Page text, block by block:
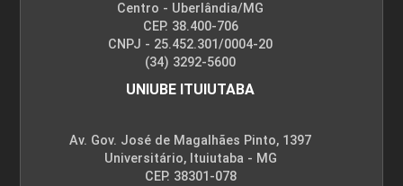
Centro - Uberlândia/MG
CEP. 38.400-706
CNPJ - 25.452.301/0004-20
(34) 3292-5600
UNIUBE ITUIUTABA
Av. Gov. José de Magalhães Pinto, 1397
Universitário, Ituiutaba - MG
CEP. 38301-078